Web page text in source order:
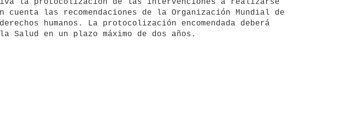
las recomendaciones de la Organización Mundial de
humanos. La protocolización encomendada deberá